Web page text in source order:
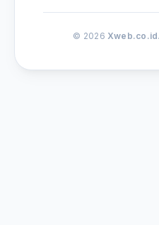
© 2026 Xweb.co.id